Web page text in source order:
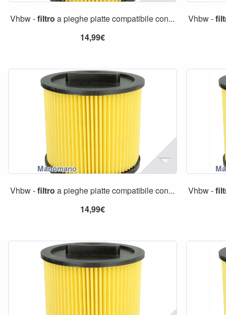
Vhbw -filtro a pieghe piatte compatibile con...
14,99€
Vhbw -
Vhbw -filtro a pieghe piatte compatibile con...
14,99€
Vhbw -